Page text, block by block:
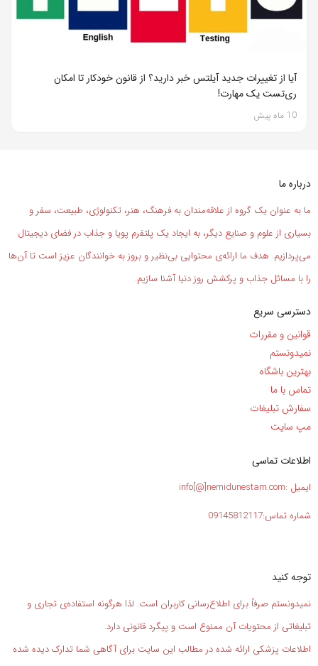
آیا از تغییرات جدید آیلتس خبر دارید؟ از قانون خودکار تا امکان
ری‌تست یک مهارت!
10 ماه پیش
درباره ما
ما به عنوان یک گروه از علاقه‌مندان به فرهنگ، هنر، تکنولوژی، طبیعت، سفر و
بسیاری از علوم و صنایع دیگر، به ایجاد یک پلتفرم پویا و جذاب در فضای دیجیتال
می‌پردازیم. هدف ما ارائه‌ی محتوایی بی‌نظیر و بروز به خوانندگان عزیز است تا آن‌ها
را با مسائل جذاب و پرکشش روز دنیا آشنا سازیم.
دسترسی سریع
قوانین و مقررات
نمیدونستم
بهترین باشگاه
تماس با ما
سفارش تبلیغات
مپ سایت
اطلاعات تماسی
ایمیل :info[@]nemidunestam.com
شماره تماس:09145812117
توجه کنید
نمیدونستم صرفاً برای اطلاع‌رسانی کاربران است. لذا هرگونه استفاده‌ی تجاری و
تبلیغاتی از محتویات آن ممنوع است و پیگرد قانونی دارد.
اطلاعات پزشکی ارائه شده در مطالب این سایت برای آگاهی شما تدارک دیده شده